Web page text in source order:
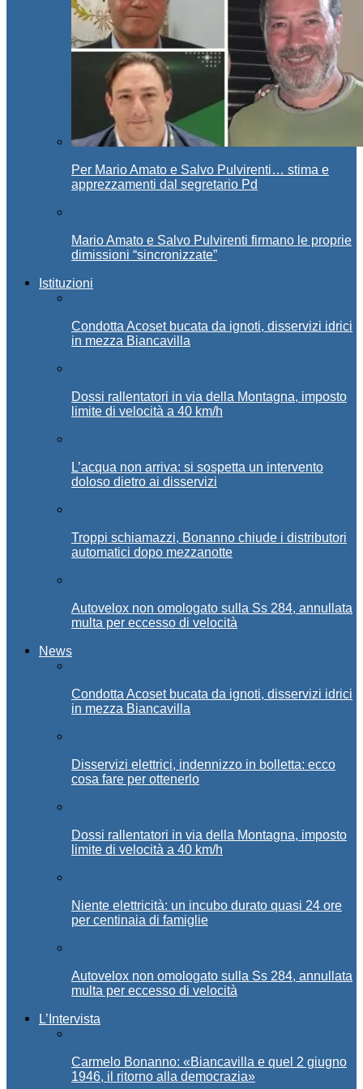
Per Mario Amato e Salvo Pulvirenti… stima e
apprezzamenti dal segretario Pd
Mario Amato e Salvo Pulvirenti firmano le proprie
dimissioni “sincronizzate”
Istituzioni
Condotta Acoset bucata da ignoti, disservizi idrici
in mezza Biancavilla
Dossi rallentatori in via della Montagna, imposto
limite di velocità a 40 km/h
L’acqua non arriva: si sospetta un intervento
doloso dietro ai disservizi
Troppi schiamazzi, Bonanno chiude i distributori
automatici dopo mezzanotte
Autovelox non omologato sulla Ss 284, annullata
multa per eccesso di velocità
News
Condotta Acoset bucata da ignoti, disservizi idrici
in mezza Biancavilla
Disservizi elettrici, indennizzo in bolletta: ecco
cosa fare per ottenerlo
Dossi rallentatori in via della Montagna, imposto
limite di velocità a 40 km/h
Niente elettricità: un incubo durato quasi 24 ore
per centinaia di famiglie
Autovelox non omologato sulla Ss 284, annullata
multa per eccesso di velocità
L’Intervista
Carmelo Bonanno: «Biancavilla e quel 2 giugno
1946, il ritorno alla democrazia»